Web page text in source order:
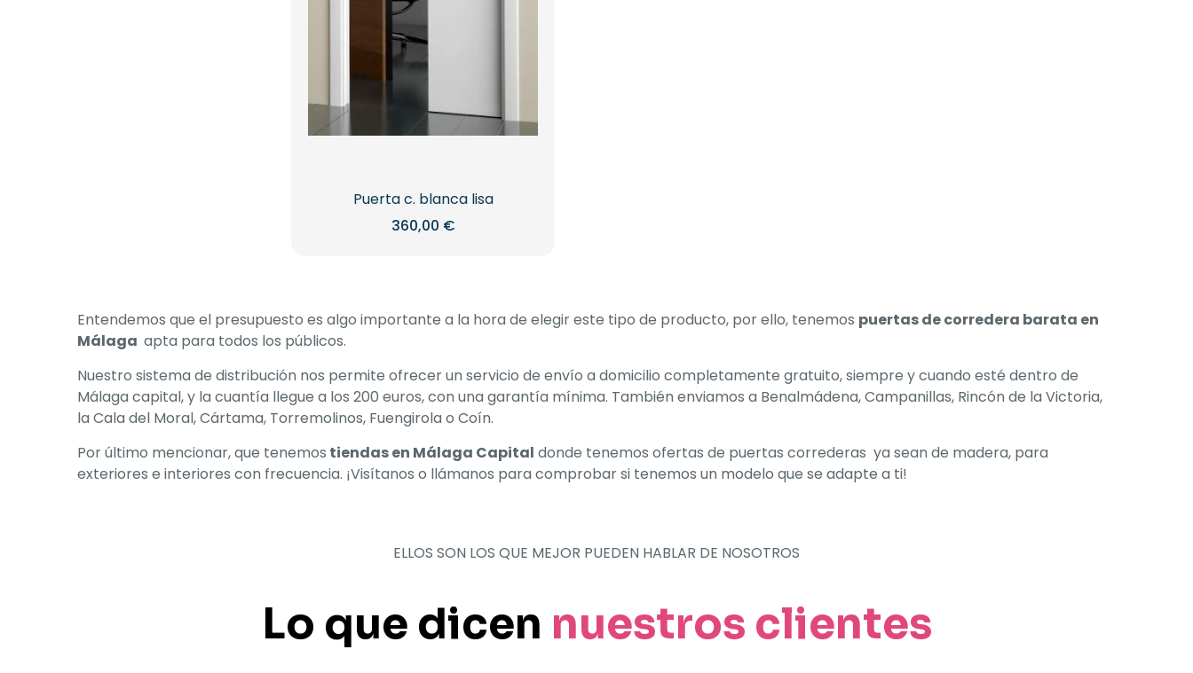
Puerta c. blanca lisa
360,00 €
Entendemos que el presupuesto es algo importante a la hora de elegir este tipo de producto, por ello, tenemos puertas de corredera barata en
Málaga apta para todos los públicos.
Nuestro sistema de distribución nos permite ofrecer un servicio de envío a domicilio completamente gratuito, siempre y cuando esté dentro de
Málaga capital, y la cuantía llegue a los 200 euros, con una garantía mínima. También enviamos a Benalmádena, Campanillas, Rincón de la Victoria,
la Cala del Moral, Cártama, Torremolinos, Fuengirola o Coín.
Por último mencionar, que tenemos tiendas en Málaga Capital donde tenemos ofertas de puertas correderas ya sean de madera, para
exteriores e interiores con frecuencia. ¡Visítanos o llámanos para comprobar si tenemos un modelo que se adapte a ti!
ELLOS SON LOS QUE MEJOR PUEDEN HABLAR DE NOSOTROS
Lo que dicen nuestros clientes